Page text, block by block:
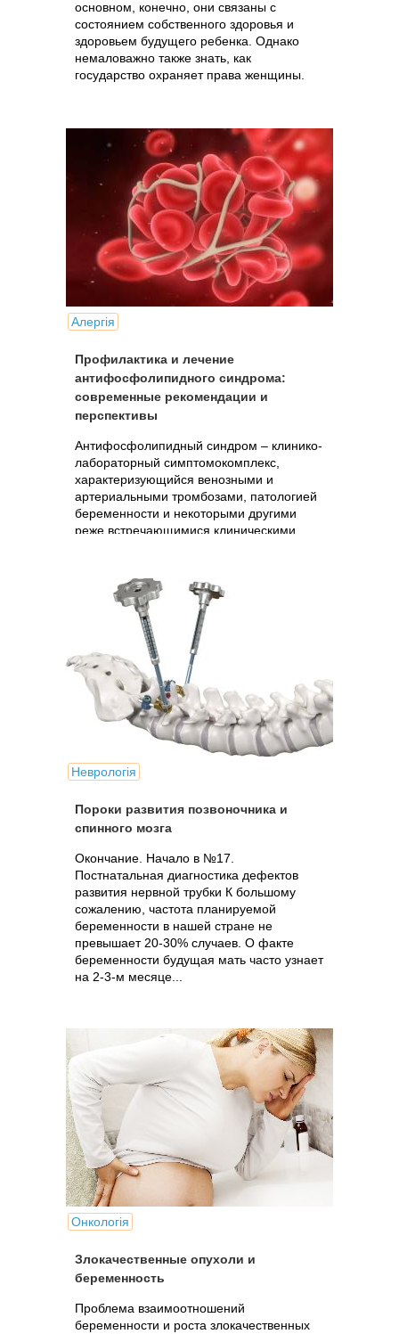
основном, конечно, они связаны с
состоянием собственного здоровья и
здоровьем будущего ребенка. Однако
немаловажно также знать, как
государство охраняет права женщины.
Алергія
Профилактика и лечение
антифосфолипидного синдрома:
современные рекомендации и
перспективы
Антифосфолипидный синдром – клинико-
лабораторный симптомокомплекс,
характеризующийся венозными и
артериальными тромбозами, патологией
беременности и некоторыми другими
реже встречающимися клиническими
Неврологія
Пороки развития позвоночника и
спинного мозга
Окончание. Начало в №17.
Постнатальная диагностика дефектов
развития нервной трубки К большому
сожалению, частота планируемой
беременности в нашей стране не
превышает 20-30% случаев. О факте
беременности будущая мать часто узнает
на 2-3-м месяце...
Онкологія
Злокачественные опухоли и
беременность
Проблема взаимоотношений
беременности и роста злокачественных